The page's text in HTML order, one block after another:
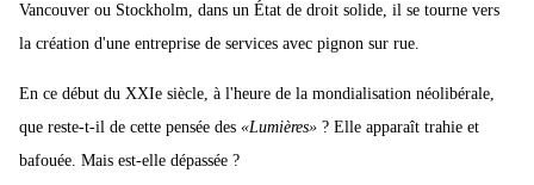
Vancouver ou Stockholm, dans un État de droit solide, il se tourne vers
la création d'une entreprise de services avec pignon sur rue.
En ce début du XXIe siècle, à l'heure de la mondialisation néolibérale,
que reste-t-il de cette pensée des «Lumières» ? Elle apparaît trahie et
bafouée. Mais est-elle dépassée ?